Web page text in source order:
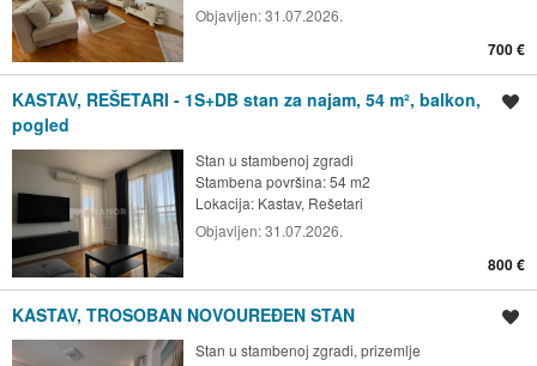
Objavljen:31.07.2026.
700 €
KASTAV, REŠETARI - 1S+DB stan za najam, 54 m², balkon,
pogled
Stan u stambenoj zgradi
Stambena površina: 54 m2
Lokacija: Kastav, Rešetari
Objavljen:31.07.2026.
800 €
KASTAV, TROSOBAN NOVOUREĐEN STAN
Stan u stambenoj zgradi, prizemlje